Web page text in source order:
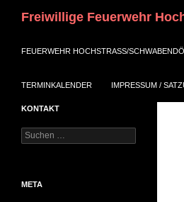
Freiwillige Feuerwehr
FEUERWEHR HOCHSTRASS/
TERMINKALENDER IMPRESSUM /
KONTAKT
Suchen
nach:
META